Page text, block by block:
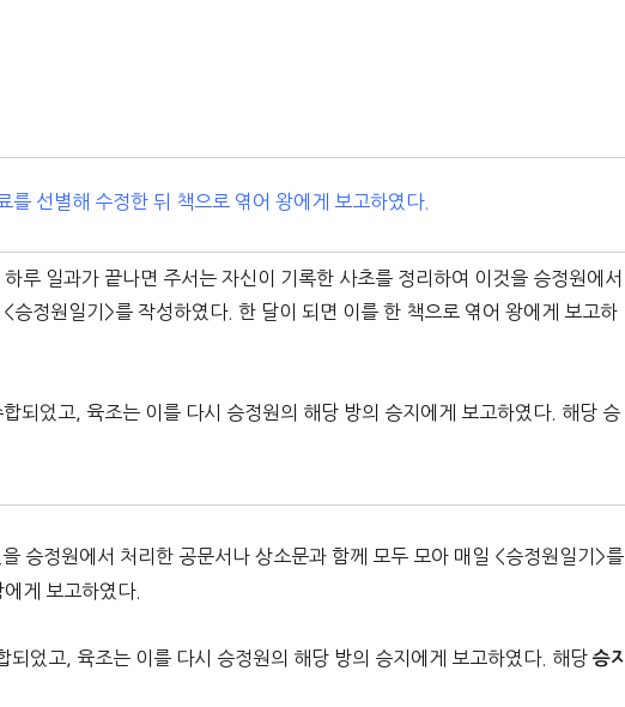
선별해 수정한 뒤 책으로 엮어 왕에게 보고하였다.
루 일과가 끝나면 주서는 자신이 기록한 사초를 정리하여 이것을 승정원에서
승정원일기>를 작성하였다. 한 달이 되면 이를 한 책으로 엮어 왕에게 보고하
되었고, 육조는 이를 다시 승정원의 해당 방의 승지에게 보고하였다. 해당 승
승정원에서 처리한 공문서나 상소문과 함께 모두 모아 매일 <승정원일기>를
게 보고하였다.
되었고, 육조는 이를 다시 승정원의 해당 방의 승지에게 보고하였다. 해당승지